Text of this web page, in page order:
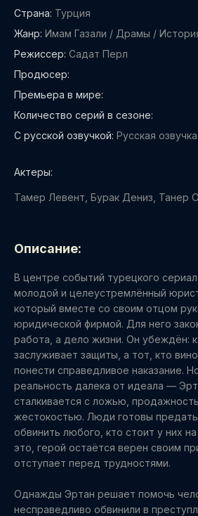
Страна: Турция
Жанр: Имам Газали / Драмы /
Режиссер: Садат Перл
Продюсер:
Премьера в мире:
Количество серий в сезоне:
С русской озвучкой: Русская озвучка
Актеры:
Тамер Левент, Бурак Дениз, Танер
Описание:
В центре событий турецкого
молодой и целеустремлённый
который вместе со своим отцом
юридической фирмой. Для него
работа, а дело жизни. Он убеждён:
заслуживает защиты, а тот, кто
понести справедливое наказание.
реальность далека от идеала —
сталкивается с ложью,
жестокостью. Люди готовы
обвинить любого, кто стоит у них
это, герой остаётся верен своим
отступает перед трудностями.
Однажды Эртан решает помочь
несправедливо обвинили в